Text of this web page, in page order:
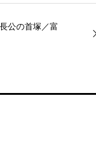
公の首塚／富